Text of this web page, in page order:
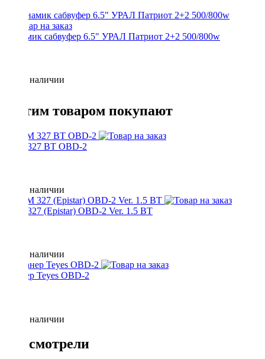
Динамик сабвуфер 6.5" УРАЛ Патриот 2+2 500/800w
Нет в наличии
С этим товаром покупают
ELM 327 BT OBD-2
Нет в наличии
ELM 327 (Epistar) OBD-2 Ver. 1.5 BT
Нет в наличии
Сканер Teyes OBD-2
Нет в наличии
Вы смотрели